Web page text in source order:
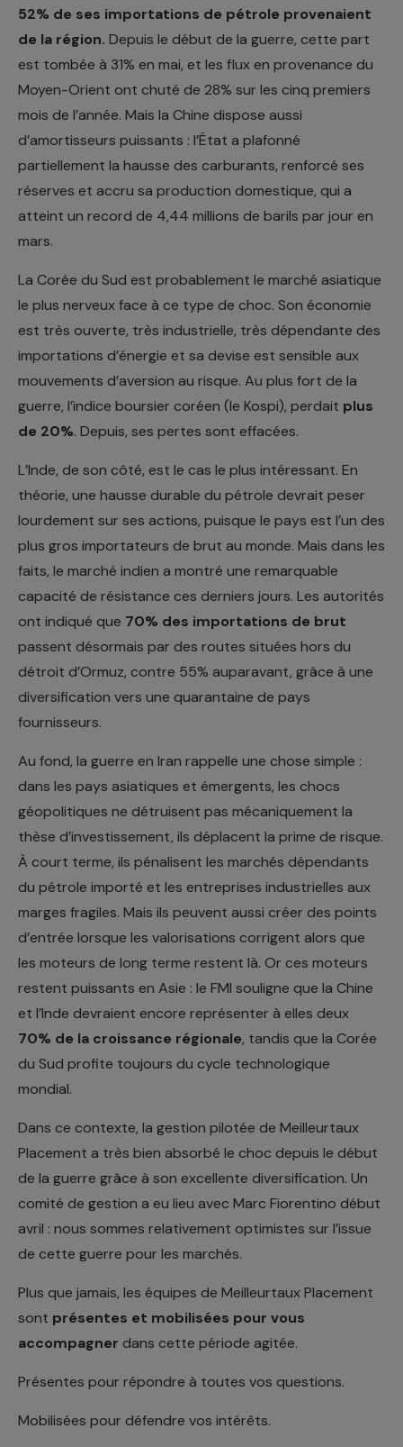
52% de ses importations de pétrole provenaient
de la région. Depuis le début de la guerre, cette part
est tombée à 31% en mai, et les flux en provenance du
Moyen-Orient ont chuté de 28% sur les cinq premiers
mois de l’année. Mais la Chine dispose aussi
d’amortisseurs puissants : l’État a plafonné
partiellement la hausse des carburants, renforcé ses
réserves et accru sa production domestique, qui a
atteint un record de 4,44 millions de barils par jour en
mars.
La Corée du Sud est probablement le marché asiatique
le plus nerveux face à ce type de choc. Son économie
est très ouverte, très industrielle, très dépendante des
importations d’énergie et sa devise est sensible aux
mouvements d’aversion au risque. Au plus fort de la
guerre, l’indice boursier coréen (le Kospi), perdait plus
de 20%. Depuis, ses pertes sont effacées.
L’Inde, de son côté, est le cas le plus intéressant. En
théorie, une hausse durable du pétrole devrait peser
lourdement sur ses actions, puisque le pays est l’un des
plus gros importateurs de brut au monde. Mais dans les
faits, le marché indien a montré une remarquable
capacité de résistance ces derniers jours. Les autorités
ont indiqué que 70% des importations de brut
passent désormais par des routes situées hors du
détroit d’Ormuz, contre 55% auparavant, grâce à une
diversification vers une quarantaine de pays
fournisseurs.
Au fond, la guerre en Iran rappelle une chose simple :
dans les pays asiatiques et émergents, les chocs
géopolitiques ne détruisent pas mécaniquement la
thèse d’investissement, ils déplacent la prime de risque.
À court terme, ils pénalisent les marchés dépendants
du pétrole importé et les entreprises industrielles aux
marges fragiles. Mais ils peuvent aussi créer des points
d’entrée lorsque les valorisations corrigent alors que
les moteurs de long terme restent là. Or ces moteurs
restent puissants en Asie : le FMI souligne que la Chine
et l’Inde devraient encore représenter à elles deux
70% de la croissance régionale, tandis que la Corée
du Sud profite toujours du cycle technologique
mondial.
Dans ce contexte, la gestion pilotée de Meilleurtaux
Placement a très bien absorbé le choc depuis le début
de la guerre grâce à son excellente diversification. Un
comité de gestion a eu lieu avec Marc Fiorentino début
avril : nous sommes relativement optimistes sur l’issue
de cette guerre pour les marchés.
Plus que jamais, les équipes de Meilleurtaux Placement
sont présentes et mobilisées pour vous
accompagner dans cette période agitée.
Présentes pour répondre à toutes vos questions.
Mobilisées pour défendre vos intérêts.